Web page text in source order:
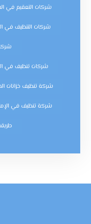
شركات التعقيم في
شركات التنظيف في
شركات تنظيف في
شركة تنظيف خزانات
شركة تنظيف في